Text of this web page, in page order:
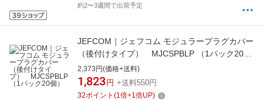
約2〜3週間で出荷予定
JEFCOM｜ジェフコム モジュラープラグカバー
（後付けタイプ） MJCSPBLP （1パック20
個）
2,373円(価格+送料)
1,823 円 +送料550円
32ポイント (1倍+1倍UP)